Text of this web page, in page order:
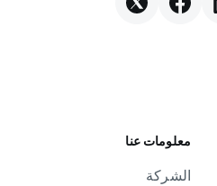
معلومات عنا
الشركة